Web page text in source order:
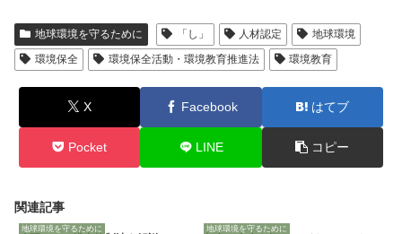
地球環境を守るために 「し」 人材認定
地球環境
環境保全
環境保全活動・環境教育推進法 環境教育
X Facebook はてブ
Pocket LINE コピー
関連記事
地球環境を守るために 地球環境を守るために